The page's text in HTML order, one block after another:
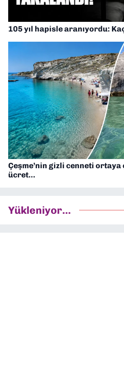
105 yıl hapisle aranıyordu:
Çeşme’nin gizli cenneti ortaya
ücret…
Yükleniyor...